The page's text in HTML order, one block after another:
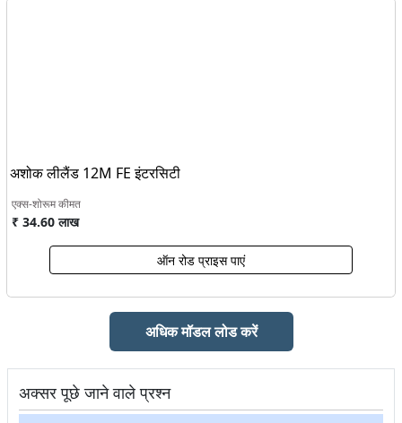
अशोक लीलैंड 12M FE इंटरसिटी
एक्स-शोरूम कीमत
₹ 34.60 लाख
ऑन रोड प्राइस पाएं
अधिक मॉडल लोड करें
अक्सर पूछे जाने वाले प्रश्न